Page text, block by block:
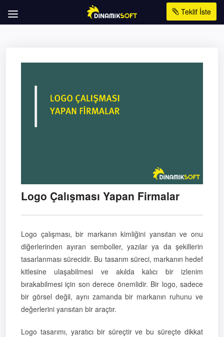
Teklif İste
Logo Çalışması Yapan Firmalar
Logo çalışması, bir markanın kimliğini yansıtan ve onu
diğerlerinden ayıran semboller, yazılar ya da şekillerin
tasarlanması sürecidir. Bu tasarım süreci, markanın hedef
kitlesine ulaşabilmesi ve akılda kalıcı bir izlenim
bırakabilmesi için son derece önemlidir. Bir logo, sadece
bir görsel değil, aynı zamanda bir markanın ruhunu ve
değerlerini yansıtan bir araçtır.
Logo tasarımı, yaratıcı bir süreçtir ve bu süreçte dikkat